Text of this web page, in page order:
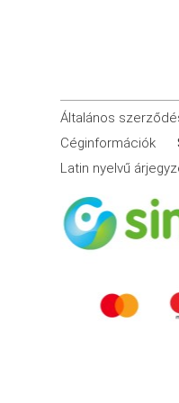
Általános
Céginformációk
Latin nyelvű